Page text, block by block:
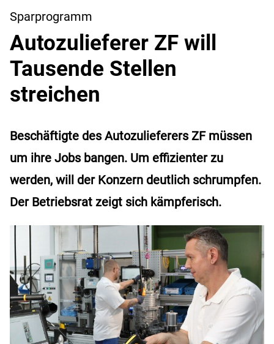
Sparprogramm
Autozulieferer ZF will
Tausende Stellen
streichen
Beschäftigte des Autozulieferers ZF müssen
um ihre Jobs bangen. Um effizienter zu
werden, will der Konzern deutlich schrumpfen.
Der Betriebsrat zeigt sich kämpferisch.